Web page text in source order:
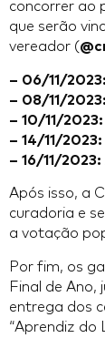
concorrer ao
que serão
vereador (
– 06/11/2023:
– 08/11/2023:
– 10/11/2023:
– 14/11/2023:
– 16/11/2023:
Após isso, a
curadoria e
a votação
Por fim, os
Final de
entrega dos
“Aprendiz do